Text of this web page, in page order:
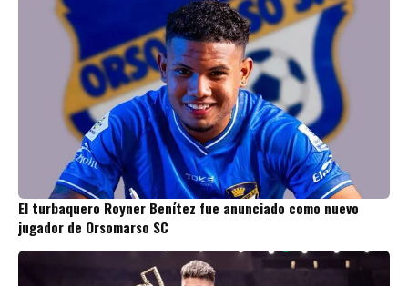
El turbaquero Royner Benítez fue anunciado como nuevo
jugador de Orsomarso SC